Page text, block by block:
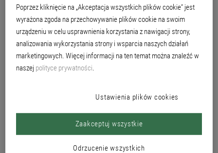
Masy szpachlowe i wypełniacze
porów
PRODUKTY
Poprzez kliknięcie na „Akceptacja wszystkich plików cookie” jest
wyrażona zgoda na przechowywanie plików cookie na swoim
urządzeniu w celu usprawnienia korzystania z nawigacji strony,
analizowania wykorzystania strony i wsparcia naszych działań
marketingowych. Więcej informacji na ten temat można znaleźć w
naszej polityce prywatności.
Ustawienia plików cookies
Odrzucenie wszystkich
Zaakceptuj wszystkie